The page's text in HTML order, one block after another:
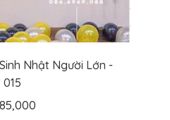
Nhật Người Lớn -
015